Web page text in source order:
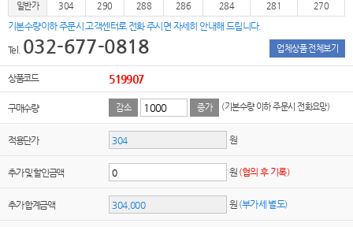
일반가
304 290 288 286 284 281 270
기본수량이하 주문시 고객센터로 전화 주시면 자세히 안내해 드립니다.
Tel. 032-677-0818 업체상품 전체보기
상품코드 519907
구매수량 감소 증가 (기본수량 이하 주문시 전화요망)
적용단가 원
추가 및 할인금액 원 (협의 후 기록)
추가 합계금액 원 (부가세 별도)